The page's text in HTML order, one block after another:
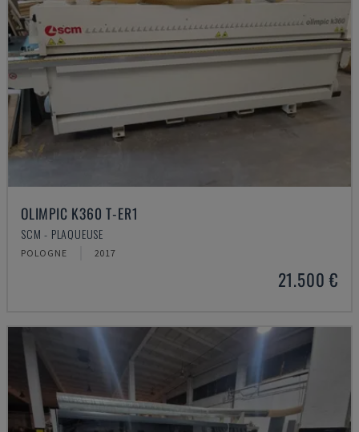
OLIMPIC K360 T-ER1
SCM - PLAQUEUSE
POLOGNE 2017
21.500 €